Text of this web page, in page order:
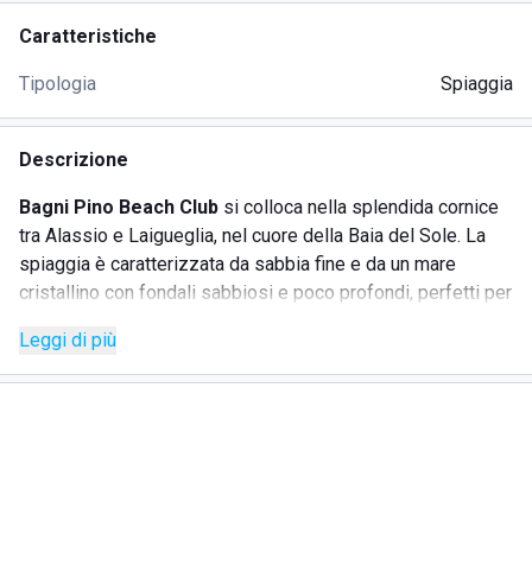
Caratteristiche
Tipologia Spiaggia
Descrizione
Bagni Pino Beach Club si colloca nella splendida cornice
tra Alassio e Laigueglia, nel cuore della Baia del Sole. La
spiaggia è caratterizzata da sabbia fine e da un mare
cristallino con fondali sabbiosi e poco profondi, perfetti per
rigeneranti anche per nuotatori meno esperti. Modernità e
sostenibilità sono due elementi chiave del nostro
Leggi di più